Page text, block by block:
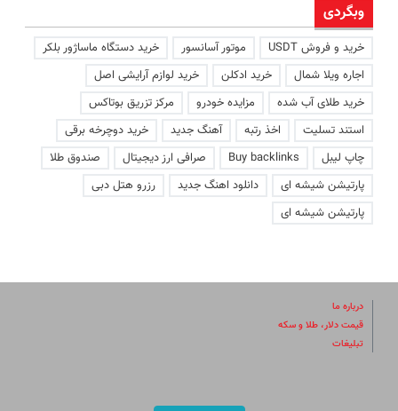
وبگردی
خرید و فروش USDT موتور آسانسور
خرید دستگاه ماساژور بلکر
اجاره ویلا شمال
خرید ادکلن
خرید لوازم آرایشی اصل
خرید طلای آب شده
مزایده خودرو
مرکز تزریق بوتاکس
استند تسلیت
اخذ رتبه آهنگ جدید
خرید دوچرخه برقی
چاپ لیبل
Buy backlinks صرافی ارز دیجیتال
صندوق طلا
پارتیشن شیشه ای
دانلود اهنگ جدید
رزرو هتل دبی
پارتیشن شیشه ای
درباره ما
قیمت دلار، طلا و سکه
تبلیغات